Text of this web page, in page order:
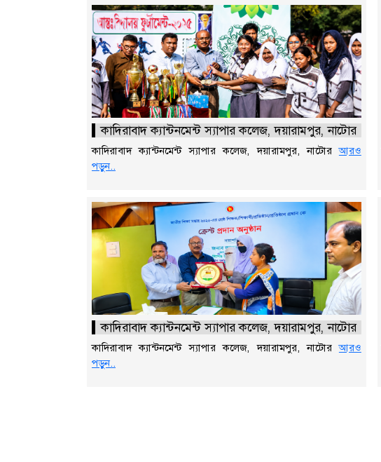
কাদিরাবাদ ক্যান্টনমেন্ট স্যাপার কলেজ, দয়ারামপুর, নাটোর
কাদিরাবাদ ক্যান্টনমেন্ট স্যাপার কলেজ, দয়ারামপুর, নাটোরআরও
পড়ুন..
কাদিরাবাদ ক্যান্টনমেন্ট স্যাপার কলেজ, দয়ারামপুর, নাটোর
কাদিরাবাদ ক্যান্টনমেন্ট স্যাপার কলেজ, দয়ারামপুর, নাটোরআরও
পড়ুন..